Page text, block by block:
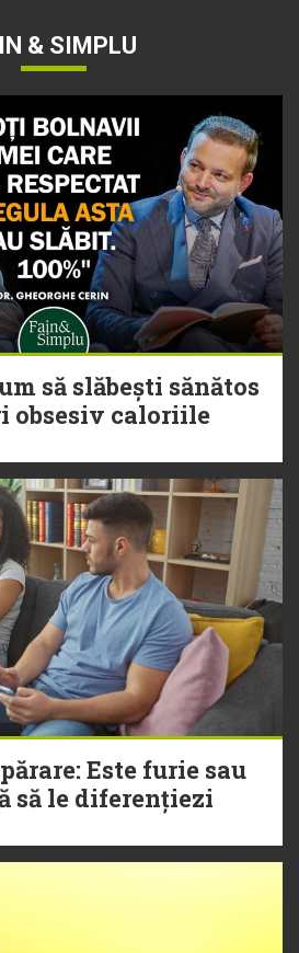
& SIMPLU
să slăbești sănătos
obsesiv caloriile
Este furie sau
să le diferențiezi